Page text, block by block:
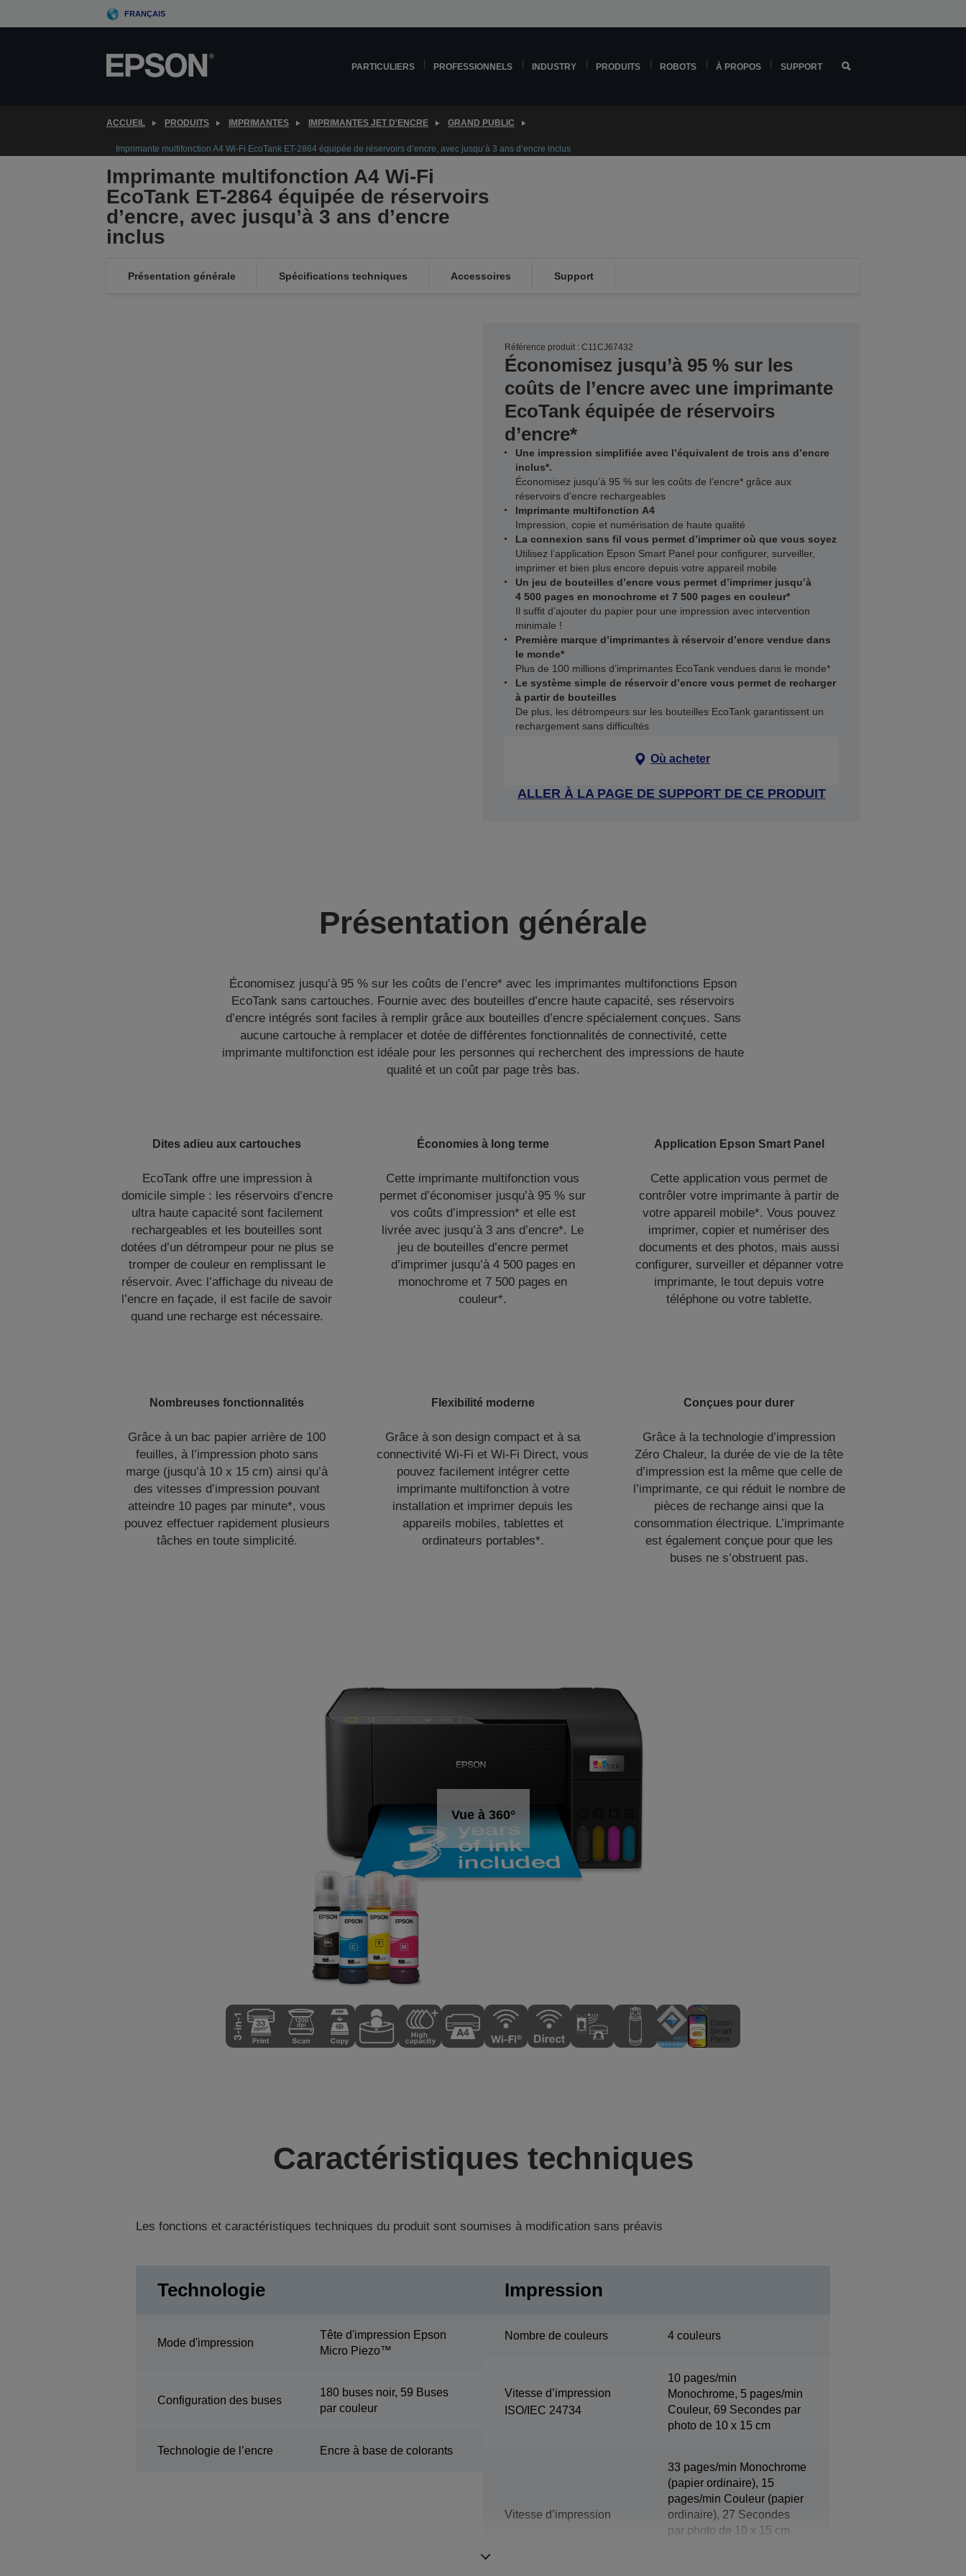
to
FRANÇAIS
PARTICULIERS PROFESSIONNELS INDUSTRY PRODUITS ROBOTS À PROPOS SUPPORT
ACCUEIL PRODUITS IMPRIMANTES IMPRIMANTES JET D'ENCRE GRAND PUBLIC
Imprimante multifonction A4 Wi-Fi EcoTank ET-2864 équipée de réservoirs d’encre, avec jusqu’à 3 ans d’encre inclus
Imprimante multifonction A4 Wi-Fi
EcoTank ET-2864 équipée de réservoirs
d’encre, avec jusqu’à 3 ans d’encre
inclus
Présentation générale Spécifications techniques Accessoires Support
Référence produit : C11CJ67432
Économisez jusqu’à 95 % sur les
coûts de l’encre avec une imprimante
EcoTank équipée de réservoirs
d’encre*
Une impression simplifiée avec l’équivalent de trois ans d’encre
inclus*.
Économisez jusqu’à 95 % sur les coûts de l’encre* grâce aux
réservoirs d’encre rechargeables
Imprimante multifonction A4
Impression, copie et numérisation de haute qualité
La connexion sans fil vous permet d’imprimer où que vous soyez
Utilisez l’application Epson Smart Panel pour configurer, surveiller,
imprimer et bien plus encore depuis votre appareil mobile
Un jeu de bouteilles d’encre vous permet d’imprimer jusqu’à
4 500 pages en monochrome et 7 500 pages en couleur*
Il suffit d’ajouter du papier pour une impression avec intervention
minimale !
Première marque d’imprimantes à réservoir d’encre vendue dans
le monde*
Plus de 100 millions d’imprimantes EcoTank vendues dans le monde*
Le système simple de réservoir d’encre vous permet de recharger
à partir de bouteilles
De plus, les détrompeurs sur les bouteilles EcoTank garantissent un
rechargement sans difficultés
Où acheter
ALLER À LA PAGE DE SUPPORT DE CE PRODUIT
Présentation générale
Économisez jusqu’à 95 % sur les coûts de l’encre* avec les imprimantes multifonctions Epson
EcoTank sans cartouches. Fournie avec des bouteilles d’encre haute capacité, ses réservoirs
d’encre intégrés sont faciles à remplir grâce aux bouteilles d’encre spécialement conçues. Sans
aucune cartouche à remplacer et dotée de différentes fonctionnalités de connectivité, cette
imprimante multifonction est idéale pour les personnes qui recherchent des impressions de haute
qualité et un coût par page très bas.
Dites adieu aux cartouches
EcoTank offre une impression à
domicile simple : les réservoirs d’encre
ultra haute capacité sont facilement
rechargeables et les bouteilles sont
dotées d’un détrompeur pour ne plus se
tromper de couleur en remplissant le
réservoir. Avec l’affichage du niveau de
l’encre en façade, il est facile de savoir
quand une recharge est nécessaire.
Économies à long terme
Cette imprimante multifonction vous
permet d’économiser jusqu’à 95 % sur
vos coûts d’impression* et elle est
livrée avec jusqu’à 3 ans d’encre*. Le
jeu de bouteilles d’encre permet
d’imprimer jusqu’à 4 500 pages en
monochrome et 7 500 pages en
couleur*.
Application Epson Smart Panel
Cette application vous permet de
contrôler votre imprimante à partir de
votre appareil mobile*. Vous pouvez
imprimer, copier et numériser des
documents et des photos, mais aussi
configurer, surveiller et dépanner votre
imprimante, le tout depuis votre
téléphone ou votre tablette.
Nombreuses fonctionnalités
Grâce à un bac papier arrière de 100
feuilles, à l’impression photo sans
marge (jusqu’à 10 x 15 cm) ainsi qu’à
des vitesses d’impression pouvant
atteindre 10 pages par minute*, vous
pouvez effectuer rapidement plusieurs
tâches en toute simplicité.
Flexibilité moderne
Grâce à son design compact et à sa
connectivité Wi-Fi et Wi-Fi Direct, vous
pouvez facilement intégrer cette
imprimante multifonction à votre
installation et imprimer depuis les
appareils mobiles, tablettes et
ordinateurs portables*.
Conçues pour durer
Grâce à la technologie d’impression
Zéro Chaleur, la durée de vie de la tête
d’impression est la même que celle de
l’imprimante, ce qui réduit le nombre de
pièces de rechange ainsi que la
consommation électrique. L’imprimante
est également conçue pour que les
buses ne s’obstruent pas.
Vue à 360°
Caractéristiques techniques
Les fonctions et caractéristiques techniques du produit sont soumises à modification sans préavis
Technologie
Mode d'impression
Tête d'impression Epson
Micro Piezo™
Configuration des buses
180 buses noir, 59 Buses
par couleur
Technologie de l’encre Encre à base de colorants
Impression
Nombre de couleurs 4 couleurs
Vitesse d’impression
ISO/IEC 24734
10 pages/min
Monochrome, 5 pages/min
Couleur, 69 Secondes par
photo de 10 x 15 cm
Vitesse d’impression
33 pages/min Monochrome
(papier ordinaire), 15
pages/min Couleur (papier
ordinaire), 27 Secondes
par photo de 10 x 15 cm